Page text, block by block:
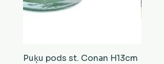
Puķu pods st. Conan H13cm